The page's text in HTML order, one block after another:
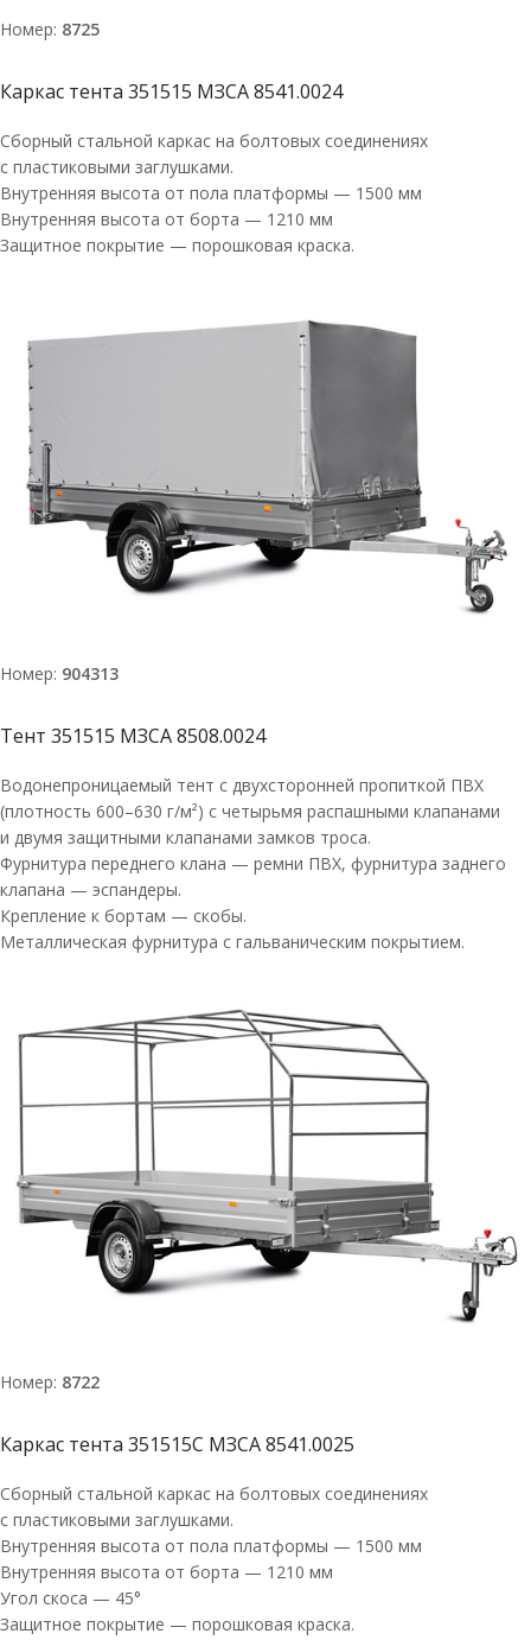
Номер: 8725
Каркас тента 351515 МЗСА 8541.0024
Сборный стальной каркас на болтовых соединениях
с пластиковыми заглушками.
Внутренняя высота от пола платформы — 1500 мм
Внутренняя высота от борта — 1210 мм
Защитное покрытие — порошковая краска.
Номер: 904313
Тент 351515 МЗСА 8508.0024
Водонепроницаемый тент с двухсторонней пропиткой ПВХ
(плотность 600–630 г/м²) с четырьмя распашными клапанами
и двумя защитными клапанами замков троса.
Фурнитура переднего клана — ремни ПВХ, фурнитура заднего
клапана — эспандеры.
Крепление к бортам — скобы.
Металлическая фурнитура с гальваническим покрытием.
Номер: 8722
Каркас тента 351515С МЗСА 8541.0025
Сборный стальной каркас на болтовых соединениях
с пластиковыми заглушками.
Внутренняя высота от пола платформы — 1500 мм
Внутренняя высота от борта — 1210 мм
Угол скоса — 45°
Защитное покрытие — порошковая краска.